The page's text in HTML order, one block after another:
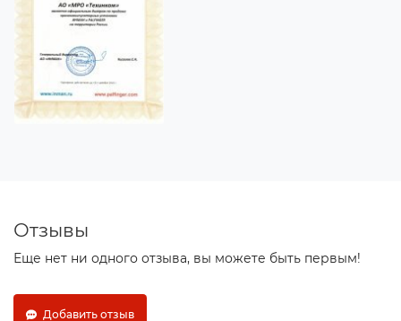
Отзывы
Еще нет ни одного отзыва, вы можете быть первым!
Добавить отзыв